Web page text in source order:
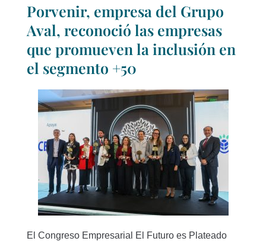
Porvenir, empresa del Grupo
Aval, reconoció las empresas
que promueven la inclusión en
el segmento +50
El Congreso Empresarial El Futuro es Plateado